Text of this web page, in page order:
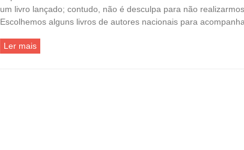
um livro lançado; contudo, não é desculpa para não
Escolhemos alguns livros de autores nacionais para
Ler mais